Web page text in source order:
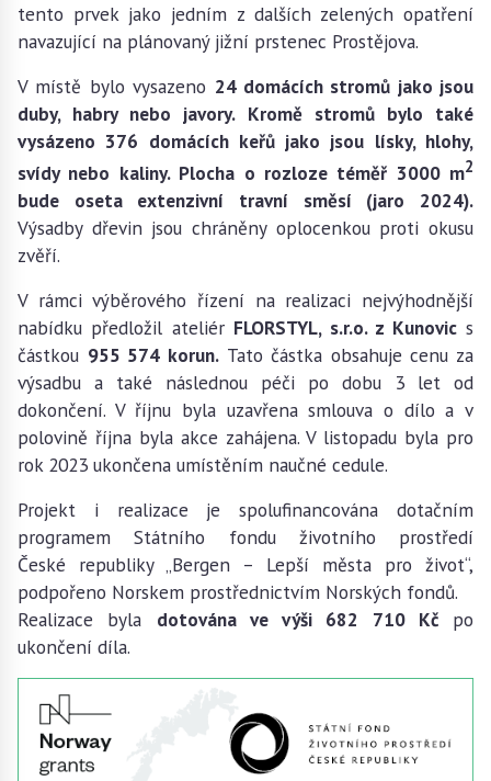
tento prvek jako jedním z dalších zelených opatření
navazující na plánovaný jižní prstenec Prostějova.
V místě bylo vysazeno 24 domácích stromů jako jsou
duby, habry nebo javory. Kromě stromů bylo také
vysázeno 376 domácích keřů jako jsou lísky, hlohy,
svídy nebo kaliny. Plocha o rozloze téměř 3000 m2
bude oseta extenzivní travní směsí (jaro 2024).
Výsadby dřevin jsou chráněny oplocenkou proti okusu
zvěří.
V rámci výběrového řízení na realizaci nejvýhodnější
nabídku předložil ateliér FLORSTYL, s.r.o. z Kunovics
částkou 955 574 korun.Tato částka obsahuje cenu za
výsadbu a také následnou péči po dobu 3 let od
dokončení. V říjnu byla uzavřena smlouva o dílo a v
polovině října byla akce zahájena. V listopadu byla pro
rok 2023 ukončena umístěním naučné cedule.
Projekt i realizace je spolufinancována dotačním
programem Státního fondu životního prostředí
České republiky „Bergen – Lepší města pro život“,
podpořeno Norskem prostřednictvím Norských fondů.
Realizace byla dotována ve výši 682 710 Kčpo
ukončení díla.